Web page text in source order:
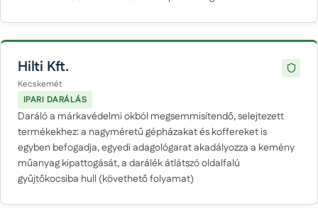
Hilti Kft.
Kecskemét
IPARI DARÁLÁS
Daráló a márkavédelmi okból megsemmisítendő, selejtezett
termékekhez: a nagyméretű gépházakat és koffereket is
egyben befogadja, egyedi adagológarat akadályozza a kemény
műanyag kipattogását, a darálék átlátszó oldalfalú
gyűjtőkocsiba hull (követhető folyamat)